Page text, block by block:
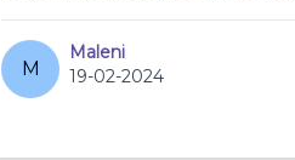
M
Maleni
19-02-2024